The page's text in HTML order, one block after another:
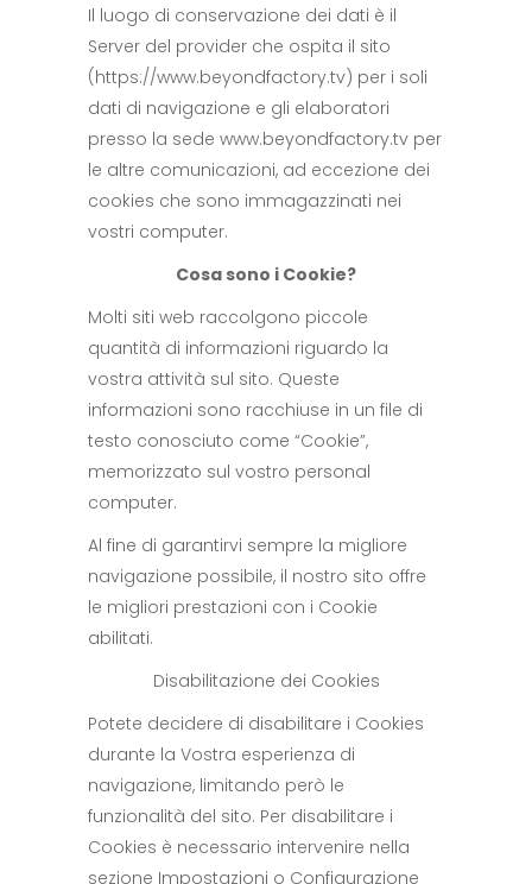
Il luogo di conservazione dei dati è il
Server del provider che ospita il sito
(https://www.beyondfactory.tv) per i soli
dati di navigazione e gli elaboratori
presso la sede www.beyondfactory.tv per
le altre comunicazioni, ad eccezione dei
cookies che sono immagazzinati nei
vostri computer.
Cosa sono i Cookie?
Molti siti web raccolgono piccole
quantità di informazioni riguardo la
vostra attività sul sito. Queste
informazioni sono racchiuse in un file di
testo conosciuto come “Cookie”,
memorizzato sul vostro personal
computer.
Al fine di garantirvi sempre la migliore
navigazione possibile, il nostro sito offre
le migliori prestazioni con i Cookie
abilitati.
Disabilitazione dei Cookies
Potete decidere di disabilitare i Cookies
durante la Vostra esperienza di
navigazione, limitando però le
funzionalità del sito. Per disabilitare i
Cookies è necessario intervenire nella
sezione Impostazioni o Configurazione